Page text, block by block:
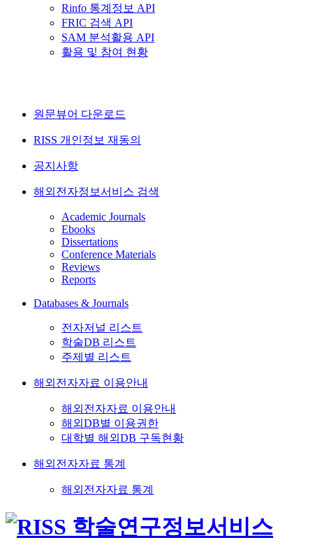
Rinfo 통계정보 API
FRIC 검색 API
SAM 분석활용 API
활용 및 참여 현황
원문뷰어 다운로드
RISS 개인정보 재동의
공지사항
해외전자정보서비스 검색
Academic Journals
Ebooks
Dissertations
Conference Materials
Reviews
Reports
Databases & Journals
전자저널 리스트
학술DB 리스트
주제별 리스트
해외전자자료 이용안내
해외전자자료 이용안내
해외DB별 이용권한
대학별 해외DB 구독현황
해외전자자료 통계
해외전자자료 통계